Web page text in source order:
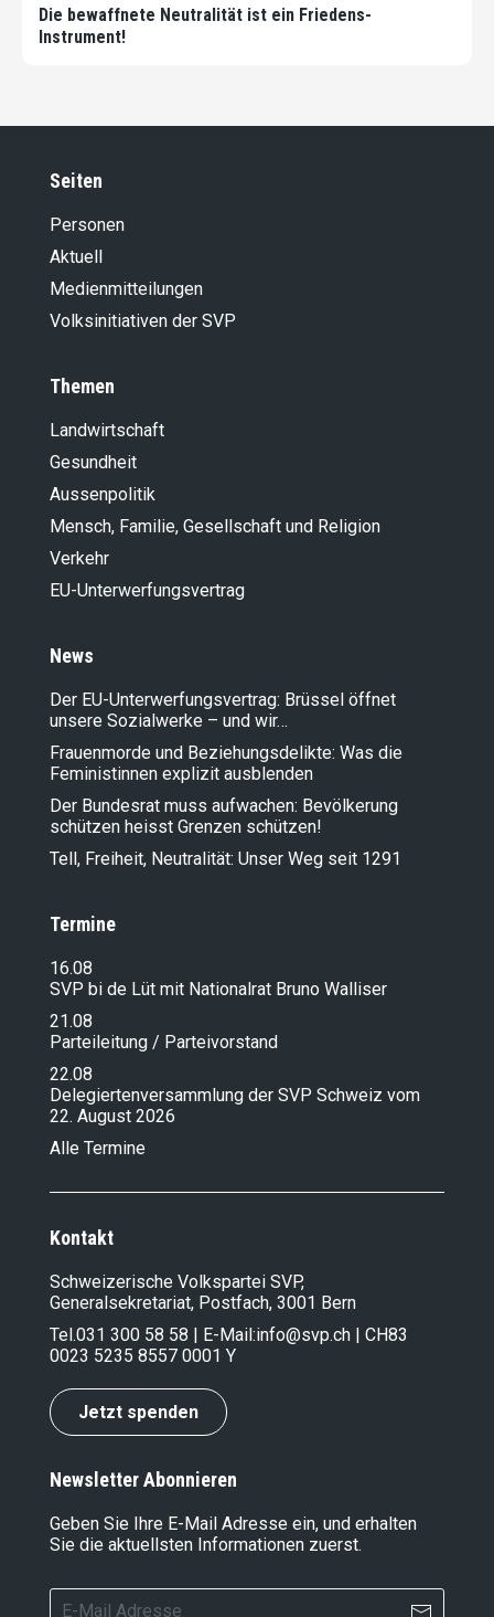
Die bewaffnete Neutralität ist ein Friedens-
Instrument!
Seiten
Personen
Aktuell
Medienmitteilungen
Volksinitiativen der SVP
Themen
Landwirt­schaft
Gesundheit
Aussenpolitik
Mensch, Familie, Gesellschaft und Religion
Verkehr
EU-Unterwerfungsvertrag
News
Der EU-Unterwerfungsvertrag: Brüssel öffnet
unsere Sozialwerke – und wir…
Frauenmorde und Beziehungsdelikte: Was die
Feministinnen explizit ausblenden
Der Bundesrat muss aufwachen: Bevölkerung
schützen heisst Grenzen schützen!
Tell, Freiheit, Neutralität: Unser Weg seit 1291
Termine
16.08
SVP bi de Lüt mit Nationalrat Bruno Walliser
21.08
Parteileitung / Parteivorstand
22.08
Delegiertenversammlung der SVP Schweiz vom
22. August 2026
Alle Termine
Kontakt
Schweizerische Volkspartei SVP,
Generalsekretariat, Postfach, 3001 Bern
Tel.031 300 58 58 | E-Mail:info@svp.ch | CH83
0023 5235 8557 0001 Y
Jetzt spenden
Newsletter Abonnieren
Geben Sie Ihre E-Mail Adresse ein, und erhalten
Sie die aktuellsten Informationen zuerst.